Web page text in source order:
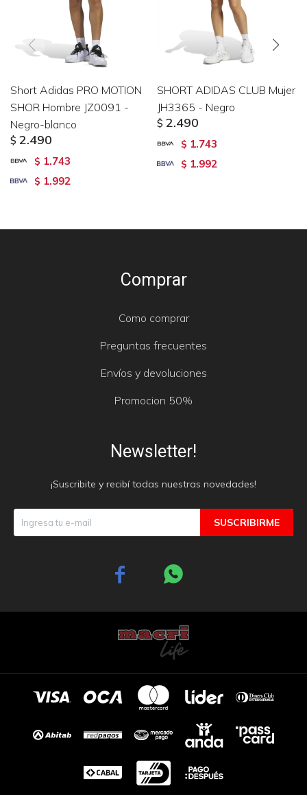
Short Adidas PRO MOTION
SHOR Hombre JZ0091 -
Negro-blanco
$ 2.490
$ 1.743
$ 1.992
SHORT ADIDAS CLUB Mujer
JH3365 - Negro
$ 2.490
$ 1.743
$ 1.992
Comprar
Como comprar
Preguntas frecuentes
Envíos y devoluciones
Promocion 50%
Newsletter!
¡Suscribite y recibí todas nuestras novedades!
SUSCRIBIRME
 